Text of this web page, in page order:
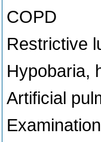
COPD
Restrictive
Hypobaria,
Artificial